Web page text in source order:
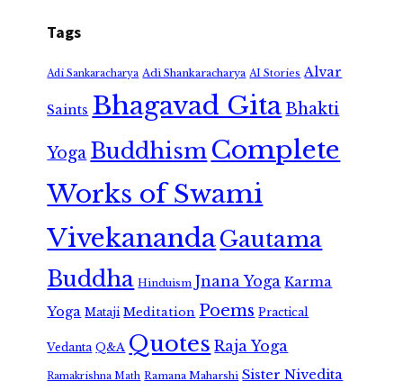
Tags
Adi Sankaracharya Adi Shankaracharya AI Stories Alvar
Saints Bhagavad GitaBhakti
Yoga Buddhism Complete
Works of Swami
VivekanandaGautama
Buddha Hinduism Jnana Yoga Karma
Yoga Mataji Meditation Poems Practical
Vedanta Q&A Quotes Raja Yoga
Ramakrishna Math Ramana Maharshi Sister Nivedita